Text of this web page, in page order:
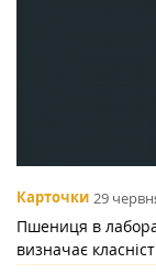
Карточки 29
Пшениця в
визначає